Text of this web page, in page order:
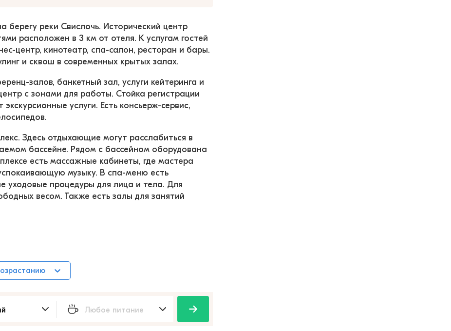
реки Свислочь. Исторический центр
расположен в 3 км от отеля. К услугам гостей
центр, кинотеатр, спа-салон, ресторан и бары.
и сквош в современных крытых залах.
залов, банкетный зал, услуги кейтеринга и
с зонами для работы. Стойка регистрации
услуги. Есть консьерж-сервис,
Здесь отдыхающие могут расслабиться в
бассейне. Рядом с бассейном оборудована
есть массажные кабинеты, где мастера
музыку. В спа-меню есть
уходовые процедуры для лица и тела. Для
весом. Также есть залы для занятий